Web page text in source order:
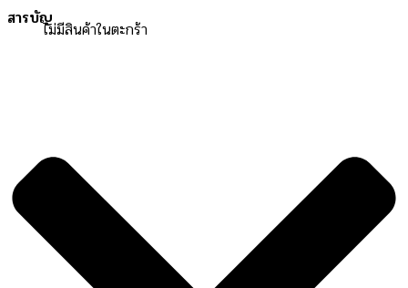
ไม่มีสินค้าในตะกร้า
สารบัญ